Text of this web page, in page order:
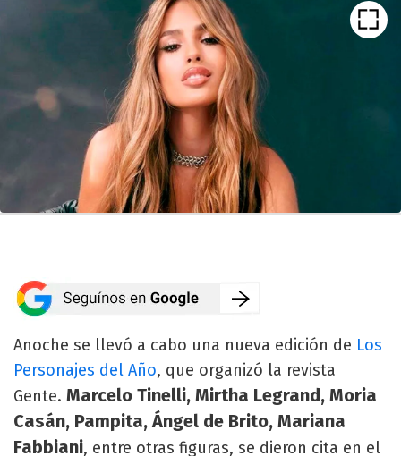
Anoche se llevó a cabo una nueva edición de Los
Personajes del Año, que organizó la revista
Gente. Marcelo Tinelli, Mirtha Legrand, Moria
Casán, Pampita, Ángel de Brito, Mariana
Fabbiani, entre otras figuras, se dieron cita en el